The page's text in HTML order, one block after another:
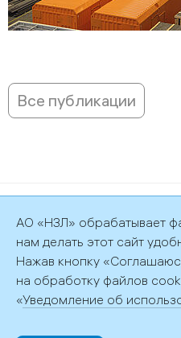
Все публикации
Политика обработки
192029, г. Санкт-Петербург,
АО «НЗЛ» обрабатывает
нам делать этот сайт
Нажав кнопку
на обработку файлов
«Уведомление об